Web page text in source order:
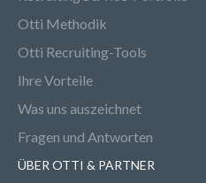
Otti Methodik
Otti Recruiting-Tools
Ihre Vorteile
Was uns auszeichnet
Fragen und Antworten
ÜBER OTTI & PARTNER